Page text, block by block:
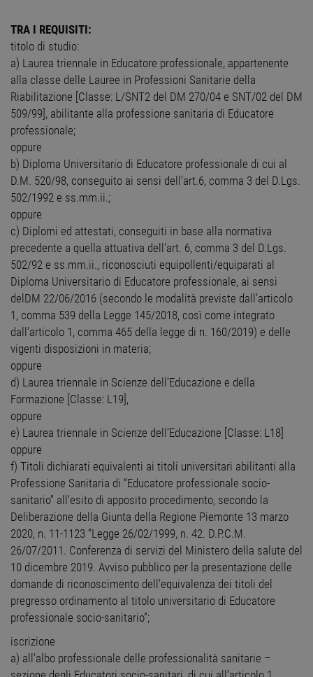
TRA I REQUISITI:
titolo di studio:
a) Laurea triennale in Educatore professionale, appartenente
alla classe delle Lauree in Professioni Sanitarie della
Riabilitazione [Classe: L/SNT2 del DM 270/04 e SNT/02 del DM
509/99], abilitante alla professione sanitaria di Educatore
professionale;
oppure
b) Diploma Universitario di Educatore professionale di cui al
D.M. 520/98, conseguito ai sensi dell’art.6, comma 3 del D.Lgs.
502/1992 e ss.mm.ii.;
oppure
c) Diplomi ed attestati, conseguiti in base alla normativa
precedente a quella attuativa dell'art. 6, comma 3 del D.Lgs.
502/92 e ss.mm.ii., riconosciuti equipollenti/equiparati al
Diploma Universitario di Educatore professionale, ai sensi
delDM 22/06/2016 (secondo le modalità previste dall’articolo
1, comma 539 della Legge 145/2018, così come integrato
dall’articolo 1, comma 465 della legge di n. 160/2019) e delle
vigenti disposizioni in materia;
oppure
d) Laurea triennale in Scienze dell’Educazione e della
Formazione [Classe: L19],
oppure
e) Laurea triennale in Scienze dell’Educazione [Classe: L18]
oppure
f) Titoli dichiarati equivalenti ai titoli universitari abilitanti alla
Professione Sanitaria di “Educatore professionale socio-
sanitario” all’esito di apposito procedimento, secondo la
Deliberazione della Giunta della Regione Piemonte 13 marzo
2020, n. 11-1123 “Legge 26/02/1999, n. 42. D.P.C.M.
26/07/2011. Conferenza di servizi del Ministero della salute del
10 dicembre 2019. Avviso pubblico per la presentazione delle
domande di riconoscimento dell’equivalenza dei titoli del
pregresso ordinamento al titolo universitario di Educatore
professionale socio-sanitario”;
iscrizione
a) all’albo professionale delle professionalità sanitarie –